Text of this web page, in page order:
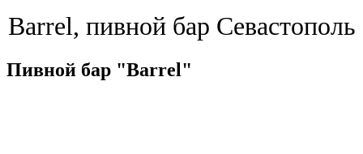
Barrel, пивной бар Севастополь
Пивной бар "Barrel"